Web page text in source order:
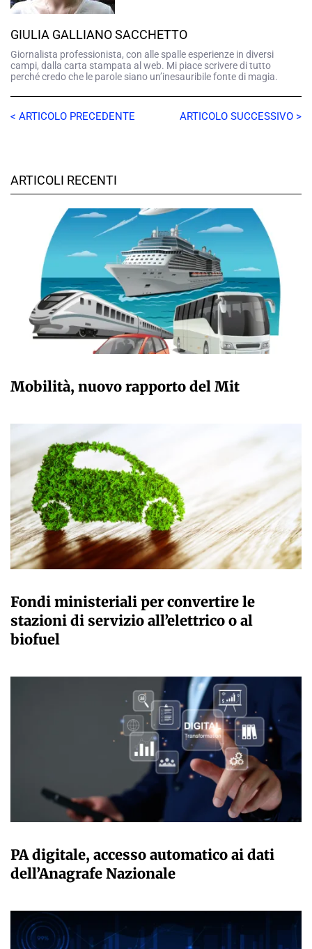
GIULIA GALLIANO SACCHETTO
Giornalista professionista, con alle spalle esperienze in diversi
campi, dalla carta stampata al web. Mi piace scrivere di tutto
perché credo che le parole siano un’inesauribile fonte di magia.
< ARTICOLO PRECEDENTE ARTICOLO SUCCESSIVO >
ARTICOLI RECENTI
Mobilità, nuovo rapporto del Mit
Fondi ministeriali per convertire le
stazioni di servizio all’elettrico o al
biofuel
PA digitale, accesso automatico ai dati
dell’Anagrafe Nazionale